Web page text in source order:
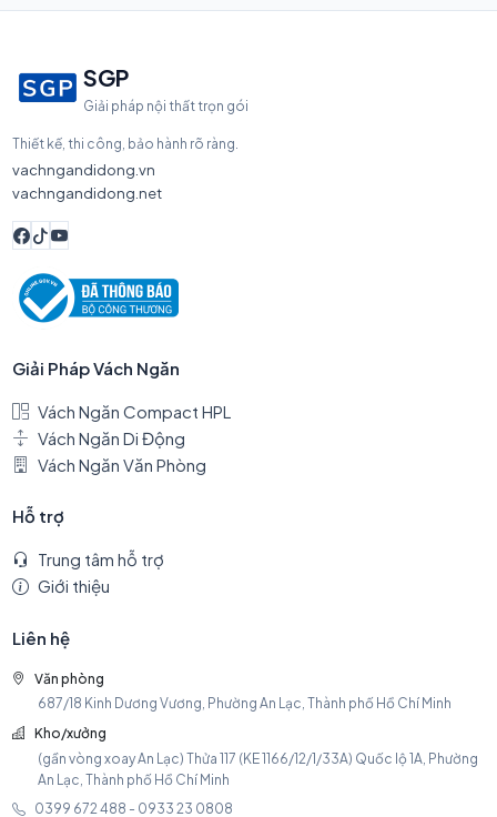
SGP
Giải pháp nội thất trọn gói
Thiết kế, thi công, bảo hành rõ ràng.
vachngandidong.vn
vachngandidong.net
Giải Pháp Vách Ngăn
Vách Ngăn Compact HPL
Vách Ngăn Di Động
Vách Ngăn Văn Phòng
Hỗ trợ
Trung tâm hỗ trợ
Giới thiệu
Liên hệ
Văn phòng
687/18 Kinh Dương Vương, Phường An Lạc, Thành phố Hồ Chí Minh
Kho/xưởng
(gần vòng xoay An Lạc) Thửa 117 (KE 1166/12/1/33A) Quốc lộ 1A, Phường
An Lạc, Thành phố Hồ Chí Minh
0399 672 488 - 0933 23 0808